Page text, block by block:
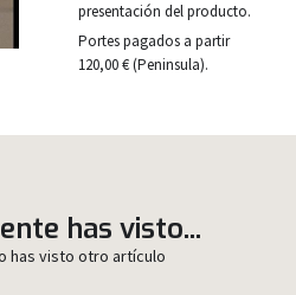
presentación del producto.
Portes pagados a partir
120,00 € (Peninsula).
has visto...
has visto otro artículo